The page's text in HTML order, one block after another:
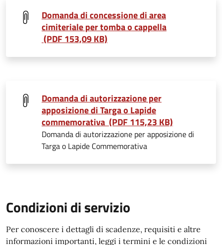
Domanda di concessione di area
cimiteriale per tomba o cappella
(PDF 153,09 KB)
Domanda di autorizzazione per
apposizione di Targa o Lapide
commemorativa (PDF 115,23 KB)
Domanda di autorizzazione per apposizione di
Targa o Lapide Commemorativa
Condizioni di servizio
Per conoscere i dettagli di scadenze, requisiti e altre
informazioni importanti, leggi i termini e le condizioni